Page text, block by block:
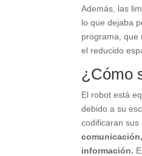
Además, las
lo que dejaba
programa, que
el reducido
¿Cómo
El robot está
debido a su
codificaran sus
información.